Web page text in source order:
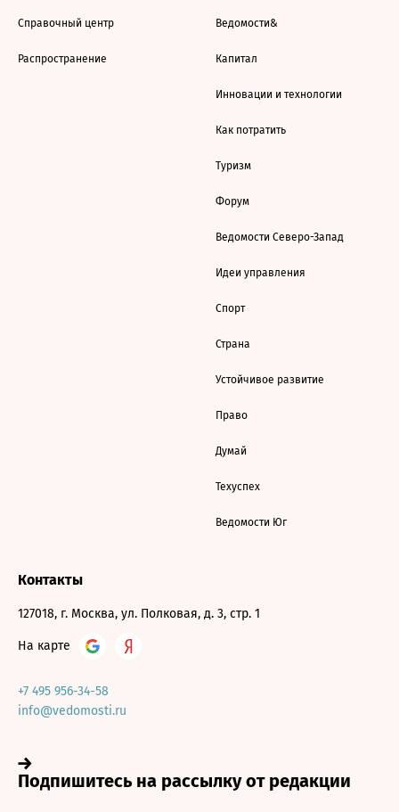
Справочный центр
Распространение
Ведомости&
Капитал
Инновации и технологии
Как потратить
Туризм
Форум
Ведомости Северо-Запад
Идеи управления
Спорт
Страна
Устойчивое развитие
Право
Думай
Техуспех
Ведомости Юг
Контакты
127018, г. Москва, ул. Полковая, д. 3, стр. 1
На карте
+7 495 956-34-58
info@vedomosti.ru